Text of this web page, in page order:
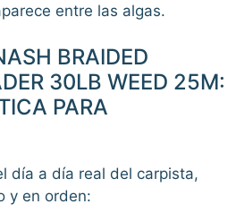
entre las algas.
BRAIDED
30LB WEED 25M:
PARA
día a día real del carpista,
y en orden: